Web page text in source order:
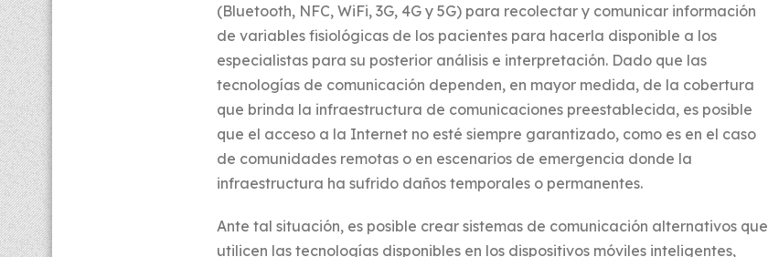
(Bluetooth, NFC, WiFi, 3G, 4G y 5G) para recolectar y comunicar información
de variables fisiológicas de los pacientes para hacerla disponible a los
especialistas para su posterior análisis e interpretación. Dado que las
tecnologías de comunicación dependen, en mayor medida, de la cobertura
que brinda la infraestructura de comunicaciones preestablecida, es posible
que el acceso a la Internet no esté siempre garantizado, como es en el caso
de comunidades remotas o en escenarios de emergencia donde la
infraestructura ha sufrido daños temporales o permanentes.
Ante tal situación, es posible crear sistemas de comunicación alternativos que
utilicen las tecnologías disponibles en los dispositivos móviles inteligentes,